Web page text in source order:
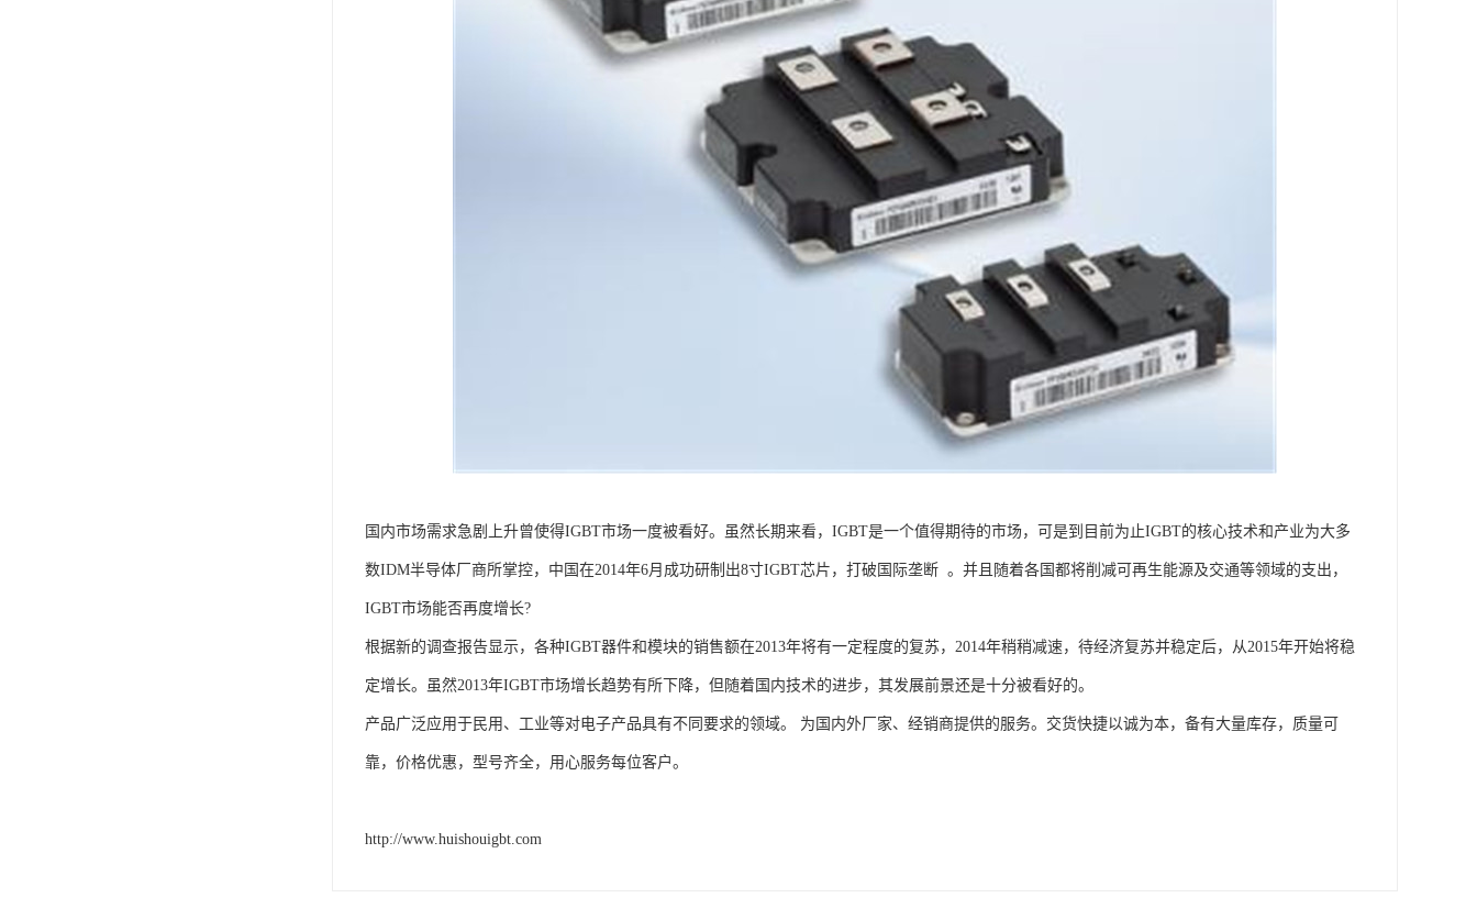
国内市场需求急剧上升曾使得IGBT市场一度被看好。虽然长期来看，IGBT是一个值得期待的市场，可是到目前为止IGBT的核心技术和产业为大多
数IDM半导体厂商所掌控，中国在2014年6月成功研制出8寸IGBT芯片，打破国际垄断 。并且随着各国都将削减可再生能源及交通等领域的支出，
IGBT市场能否再度增长?
根据新的调查报告显示，各种IGBT器件和模块的销售额在2013年将有一定程度的复苏，2014年稍稍减速，待经济复苏并稳定后，从2015年开始将稳
定增长。虽然2013年IGBT市场增长趋势有所下降，但随着国内技术的进步，其发展前景还是十分被看好的。
产品广泛应用于民用、工业等对电子产品具有不同要求的领域。 为国内外厂家、经销商提供的服务。交货快捷以诚为本，备有大量库存，质量可
靠，价格优惠，型号齐全，用心服务每位客户。
http://www.huishouigbt.com